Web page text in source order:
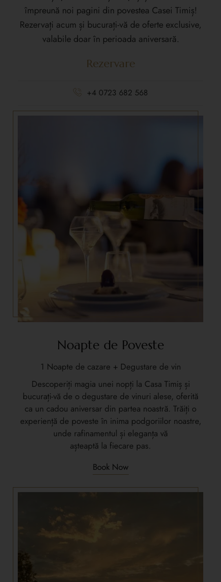
împreună noi pagini din povestea Casei Timiș!
Rezervați acum și bucurați-vă de oferte exclusive,
valabile doar în perioada aniversară.
Rezervare
+4 0723 682 568
Noapte de Poveste
1 Noapte de cazare + Degustare de vin
Descoperiți magia unei nopți la Casa Timiș și
bucurați-vă de o degustare de vinuri alese, oferită
ca un cadou aniversar din partea noastră. Trăiți o
experiență de poveste în inima podgoriilor noastre,
unde rafinamentul și eleganța vă
așteaptă la fiecare pas.
Book Now